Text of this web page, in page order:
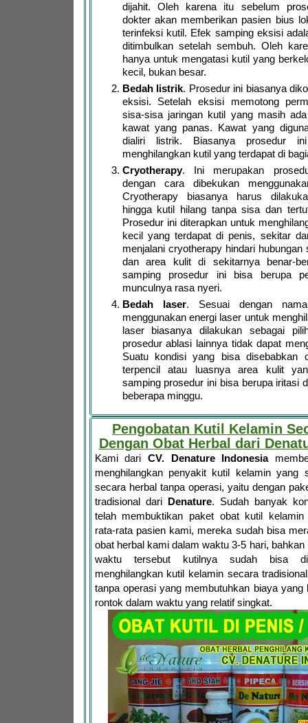
dijahit. Oleh karena itu sebelum
dokter akan memberikan pasien bius
terinfeksi kutil. Efek samping eksisi
ditimbulkan setelah sembuh. Oleh
hanya untuk mengatasi kutil yang
kecil, bukan besar.
Bedah listrik. Prosedur ini biasanya
eksisi. Setelah eksisi memotong
sisa-sisa jaringan kutil yang masih
kawat yang panas. Kawat yang
dialiri listrik. Biasanya prosedur
menghilangkan kutil yang terdapat di
Cryotherapy. Ini merupakan
dengan cara dibekukan
Cryotherapy biasanya harus
hingga kutil hilang tanpa sisa dan
Prosedur ini diterapkan untuk
kecil yang terdapat di penis, sekitar
menjalani cryotherapy hindari hubungan
dan area kulit di sekitarnya benar-
samping prosedur ini bisa berupa
munculnya rasa nyeri.
Bedah laser. Sesuai dengan
menggunakan energi laser untuk
laser biasanya dilakukan sebagai
prosedur ablasi lainnya tidak dapat
Suatu kondisi yang bisa disebabkan
terpencil atau luasnya area kulit
samping prosedur ini bisa berupa iritasi
beberapa minggu.
Pengobatan Kutil Kelamin
Dengan Obat Herbal dari
Kami dari CV. Denature Indonesia
menghilangkan penyakit kutil kelamin yang
secara herbal tanpa operasi, yaitu dengan
tradisional dari Denature. Sudah banyak
telah membuktikan paket obat kutil kelamin
rata-rata pasien kami, mereka sudah bisa
obat herbal kami dalam waktu 3-5 hari,
waktu tersebut kutilnya sudah bisa
menghilangkan kutil kelamin secara
tanpa operasi yang membutuhkan biaya yang
rontok dalam waktu yang relatif singkat.